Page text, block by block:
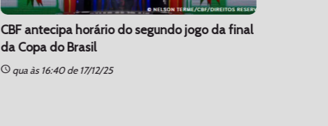
CBF antecipa horário do segundo jogo da final
da Copa do Brasil
schedulequa às 16:40 de 17/12/25